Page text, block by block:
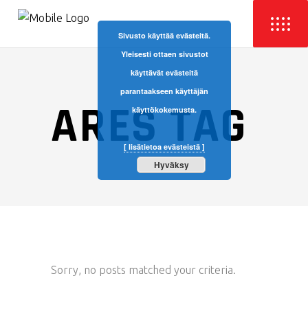
ARES TAG
Sorry, no posts matched your criteria.
Sivusto käyttää evästeitä.
Yleisesti ottaen sivustot
käyttävät evästeitä
parantaakseen käyttäjän
käyttökokemusta.
[ lisätietoa evästeistä ]
Hyväksy